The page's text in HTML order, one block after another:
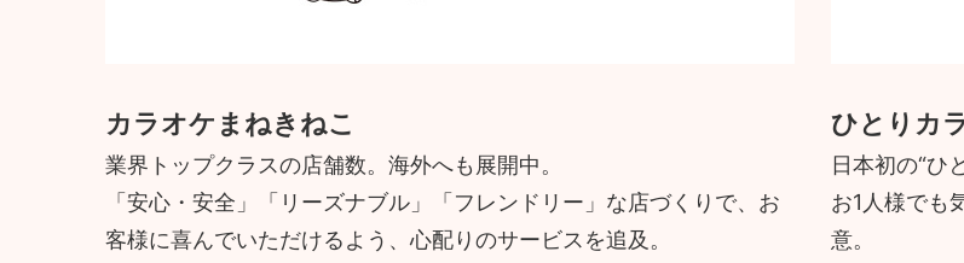
カラオケまねきねこ
業界トップクラスの店舗数。海外へも展開中。
「安心・安全」「リーズナブル」「フレンドリー」な店づくりで、お
客様に喜んでいただけるよう、心配りのサービスを追及。
ひとりカ
日本初の“ひ
お1人様でも
意。